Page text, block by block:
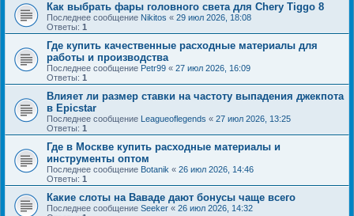
Как выбрать фары головного света для Chery Tiggo 8
Последнее сообщение Nikitos « 29 июл 2026, 18:08
Ответы: 1
Где купить качественные расходные материалы для
работы и производства
Последнее сообщение Petr99 « 27 июл 2026, 16:09
Ответы: 1
Влияет ли размер ставки на частоту выпадения джекпота
в Epicstar
Последнее сообщение Leagueoflegends « 27 июл 2026, 13:25
Ответы: 1
Где в Москве купить расходные материалы и
инструменты оптом
Последнее сообщение Botanik « 26 июл 2026, 14:46
Ответы: 1
Какие слоты на Ваваде дают бонусы чаще всего
Последнее сообщение Seeker « 26 июл 2026, 14:32